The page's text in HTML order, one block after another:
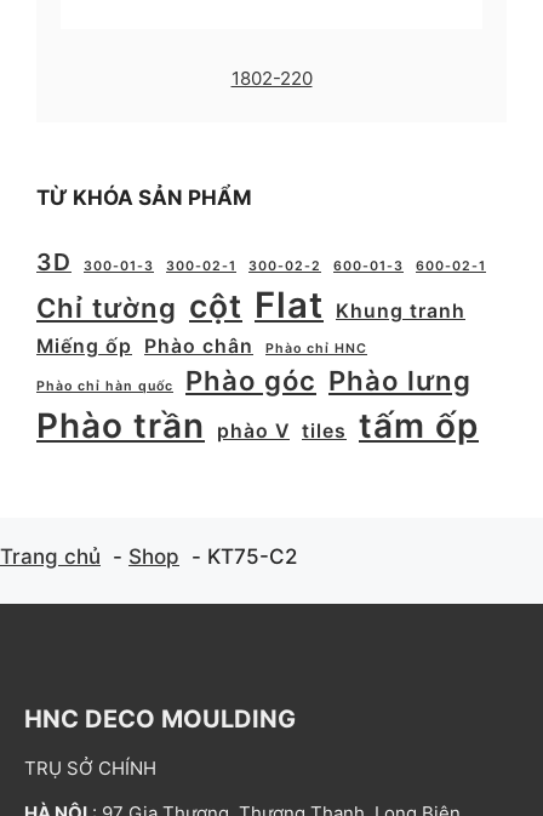
1802-220
TỪ KHÓA SẢN PHẨM
3D 300-01-3 300-02-1 300-02-2 600-01-3 600-02-1
Chỉ tường cột Flat
Khung tranh
Miếng ốp
Phào chân Phào chỉ HNC
Phào chỉ hàn quốc Phào góc Phào lưng
Phào trần phào V tiles tấm ốp
Trang chủ Shop KT75-C2
HNC DECO MOULDING
TRỤ SỞ CHÍNH